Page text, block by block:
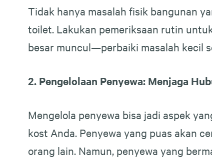
Tidak hanya masalah fisik bangunan
toilet. Lakukan pemeriksaan rutin
besar muncul—perbaiki masalah kecil
2. Pengelolaan Penyewa: Menjaga
Mengelola penyewa bisa jadi aspek
kost Anda. Penyewa yang puas akan
orang lain. Namun, penyewa yang